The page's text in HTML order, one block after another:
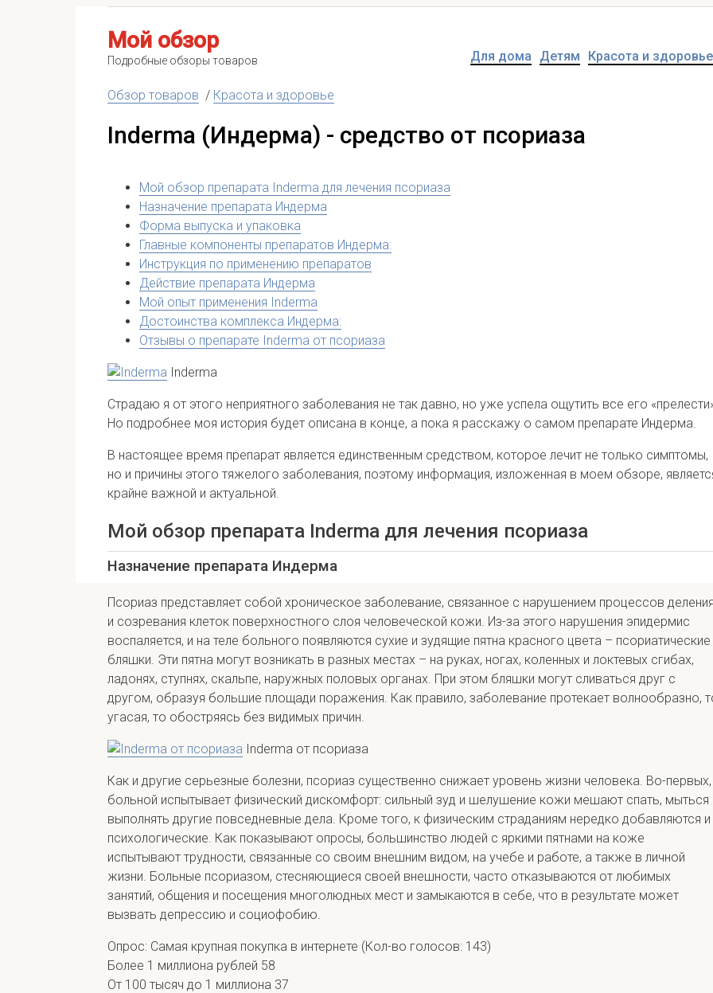
Мой обзор
Подробные обзоры товаров Для дома Детям Красота и здоровье
Обзор товаров / Красота и здоровье
Inderma (Индерма) - средство от псориаза
Мой обзор препарата Inderma для лечения псориаза
Назначение препарата Индерма
Форма выпуска и упаковка
Главные компоненты препаратов Индерма:
Инструкция по применению препаратов
Действие препарата Индерма
Мой опыт применения Inderma
Достоинства комплекса Индерма:
Отзывы о препарате Inderma от псориаза
Inderma
Страдаю я от этого неприятного заболевания не так давно, но уже успела ощутить все его
Но подробнее моя история будет описана в конце, а пока я расскажу о самом препарате Индерма.
В настоящее время препарат является единственным средством, которое лечит не только симптомы,
но и причины этого тяжелого заболевания, поэтому информация, изложенная в моем обзоре,
крайне важной и актуальной.
Мой обзор препарата Inderma для лечения псориаза
Назначение препарата Индерма
Псориаз представляет собой хроническое заболевание, связанное с нарушением процессов
и созревания клеток поверхностного слоя человеческой кожи. Из-за этого нарушения эпидермис
воспаляется, и на теле больного появляются сухие и зудящие пятна красного цвета – псориатические
бляшки. Эти пятна могут возникать в разных местах – на руках, ногах, коленных и локтевых сгибах,
ладонях, ступнях, скальпе, наружных половых органах. При этом бляшки могут сливаться друг с
другом, образуя большие площади поражения. Как правило, заболевание протекает волнообразно,
угасая, то обостряясь без видимых причин.
Inderma от псориаза
Как и другие серьезные болезни, псориаз существенно снижает уровень жизни человека. Во-первых,
больной испытывает физический дискомфорт: сильный зуд и шелушение кожи мешают спать, мыться
выполнять другие повседневные дела. Кроме того, к физическим страданиям нередко добавляются и
психологические. Как показывают опросы, большинство людей с яркими пятнами на коже
испытывают трудности, связанные со своим внешним видом, на учебе и работе, а также в личной
жизни. Больные псориазом, стесняющиеся своей внешности, часто отказываются от любимых
занятий, общения и посещения многолюдных мест и замыкаются в себе, что в результате может
вызвать депрессию и социофобию.
Опрос: Самая крупная покупка в интернете (Кол-во голосов: 143)
Более 1 миллиона рублей 58
От 100 тысяч до 1 миллиона 37